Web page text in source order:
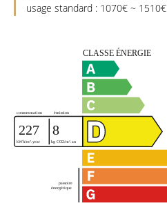
usage standard : 1070€ ~ 1510€